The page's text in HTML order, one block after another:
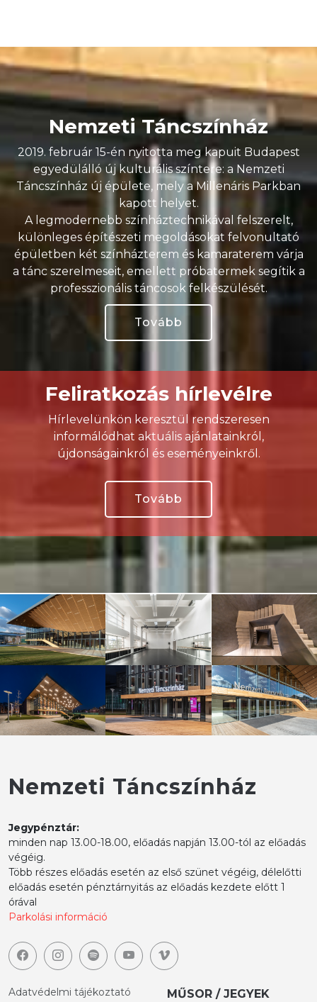
Nemzeti Táncszínház
2019. február 15-én nyitotta meg kapuit Budapest
egyedülálló új kulturális színtere: a Nemzeti
Táncszínház új épülete, mely a Millenáris Parkban
kapott helyet.
A legmodernebb színháztechnikával felszerelt,
különleges építészeti megoldásokat felvonultató
épületben két színházterem és kamaraterem várja
a tánc szerelmeseit, emellett próbatermek segítik a
professzionális táncosok felkészülését.
Tovább
Feliratkozás hírlevélre
Hírlevelünkön keresztül rendszeresen
informálódhat aktuális ajánlatainkról,
újdonságainkról és eseményeinkről.
Tovább
Nemzeti Táncszínház
Jegypénztár:
minden nap 13.00-18.00, előadás napján 13.00-tól az előadás
végéig.
Több részes előadás esetén az első szünet végéig, délelőtti
előadás esetén pénztárnyitás az előadás kezdete előtt 1
órával
Parkolási információ
Adatvédelmi tájékoztató
MŰSOR / JEGYEK